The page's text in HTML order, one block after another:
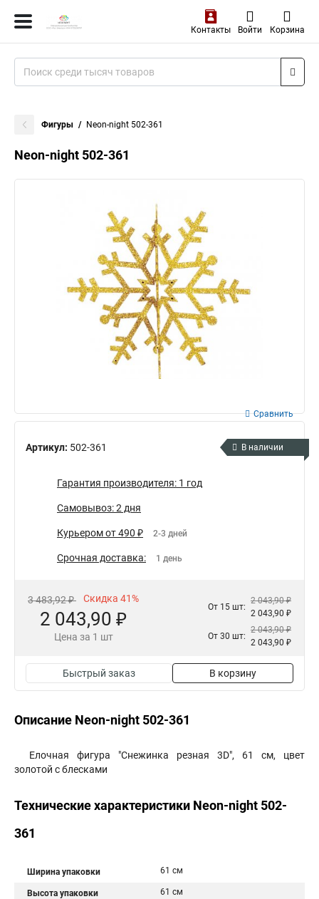
Контакты Войти Корзина
Фигуры Neon-night 502-361
Neon-night 502-361
Артикул: 502-361
Сравнить
В наличии
Гарантия производителя: 1 год
Самовывоз: 2 дня
Курьером от 490 ₽ 2-3 дней
Срочная доставка: 1 день
3 483,92 ₽ Скидка 41%
2 043,90 ₽
Цена за 1 шт
От 15 шт:
2 043,90 ₽
2 043,90 ₽
От 30 шт:
2 043,90 ₽
2 043,90 ₽
Быстрый заказ В корзину
Описание Neon-night 502-361
Елочная фигура "Снежинка резная 3D", 61 см, цвет
золотой с блесками
Технические характеристики Neon-night 502-
361
Ширина упаковки 61 см
Высота упаковки 61 см